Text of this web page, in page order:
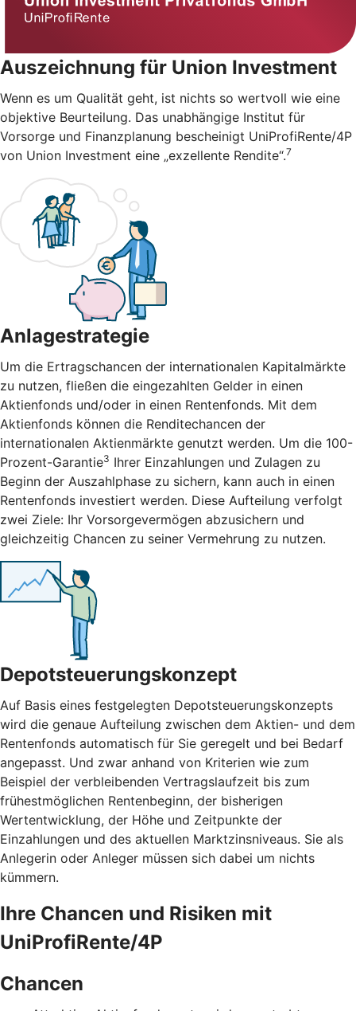
Auszeichnung für Union Investment
Wenn es um Qualität geht, ist nichts so wertvoll wie eine
objektive Beurteilung. Das unabhängige Institut für
Vorsorge und Finanzplanung bescheinigt UniProfiRente/4P
von Union Investment eine „exzellente Rendite“.7
Anlagestrategie
Um die Ertragschancen der internationalen Kapitalmärkte
zu nutzen, fließen die eingezahlten Gelder in einen
Aktienfonds und/oder in einen Rentenfonds. Mit dem
Aktienfonds können die Renditechancen der
internationalen Aktienmärkte genutzt werden. Um die 100-
Prozent-Garantie3 Ihrer Einzahlungen und Zulagen zu
Beginn der Auszahlphase zu sichern, kann auch in einen
Rentenfonds investiert werden. Diese Aufteilung verfolgt
zwei Ziele: Ihr Vorsorgevermögen abzusichern und
gleichzeitig Chancen zu seiner Vermehrung zu nutzen.
Depotsteuerungskonzept
Auf Basis eines festgelegten Depotsteuerungskonzepts
wird die genaue Aufteilung zwischen dem Aktien- und dem
Rentenfonds automatisch für Sie geregelt und bei Bedarf
angepasst. Und zwar anhand von Kriterien wie zum
Beispiel der verbleibenden Vertragslaufzeit bis zum
frühestmöglichen Rentenbeginn, der bisherigen
Wertentwicklung, der Höhe und Zeitpunkte der
Einzahlungen und des aktuellen Marktzinsniveaus. Sie als
Anlegerin oder Anleger müssen sich dabei um nichts
kümmern.
Ihre Chancen und Risiken mit
UniProfiRente/4P
Chancen